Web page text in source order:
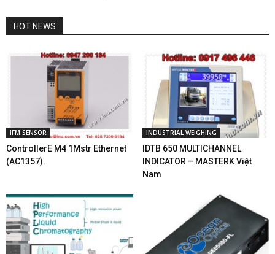
HOT NEWS
IFM SENSOR
ControllerE M4 1Mstr Ethernet
(AC1357).
INDUSTRIAL WEIGHING
IDTB 650 MULTICHANNEL
INDICATOR – MASTERK Việt
Nam